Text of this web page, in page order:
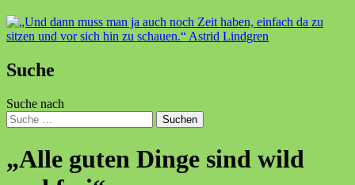
Suche
Suche nach
Suchen
„Alle guten Dinge sind wild